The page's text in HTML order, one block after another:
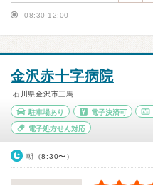
08:30-12:00
金沢赤十字病院
石川県金沢市三馬
駐車場あり 電子決済可
電子処方せん対応
朝（8:30〜）